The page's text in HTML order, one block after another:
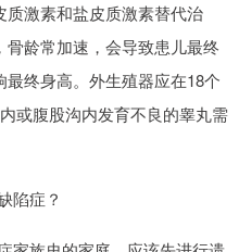
激素和盐皮质激素替代治
龄常加速，会导致患儿最终
终身高。外生殖器应在18个
或腹股沟内发育不良的睾丸需
陷症？